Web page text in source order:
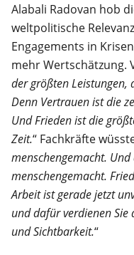
Alabali Radovan hob
weltpolitische
Engagements in
mehr Wertschätzung.
der größten Leistungen,
Denn Vertrauen ist die
Und Frieden ist die
Zeit.“ Fachkräfte
menschengemacht.
menschengemacht.
Arbeit ist gerade jetzt
und dafür verdienen
und Sichtbarkeit.“